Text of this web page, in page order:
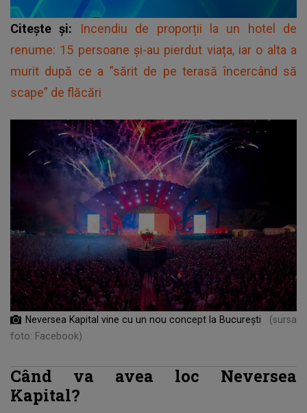
Citește și:
Incendiu de proporții la un hotel de
renume: 15 persoane și-au pierdut viața, iar o alta a
murit după ce a ”sărit de pe terasă încercând să
scape” de flăcări
Neversea Kapital vine cu un nou concept la București
(sursa
foto: Facebook)
Când va avea loc Neversea
Kapital?